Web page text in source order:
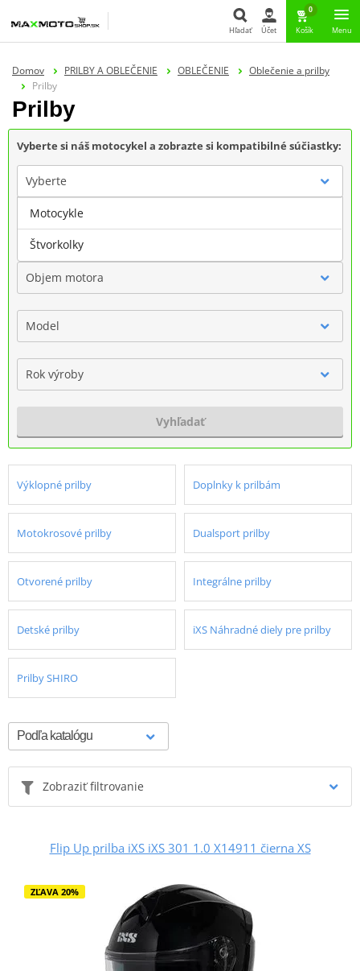
Hľadať
Hľadať Účet
0
Košík Menu
Domov PRILBY A OBLEČENIE OBLEČENIE
Oblečenie a prilby
Prilby
Prilby
Vyberte si náš motocykel a zobrazte si kompatibilné súčiastky:
Vyberte
Značka
Objem motora
Model
Rok výroby
Vyhľadať
Výklopné prilby Doplnky k prilbám
Motokrosové prilby Dualsport prilby
Otvorené prilby Integrálne prilby
Detské prilby iXS Náhradné diely pre prilby
Prilby SHIRO
Zobraziť filtrovanie
Flip Up prilba iXS iXS 301 1.0 X14911 čierna XS
ZĽAVA 20%
Motocykle
Štvorkolky